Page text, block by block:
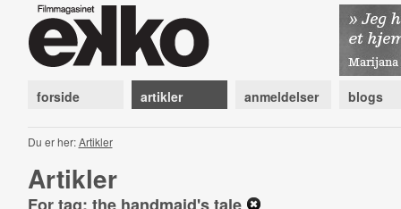
forside artikler anmeldelser blogs
Du er her:Artikler
Artikler